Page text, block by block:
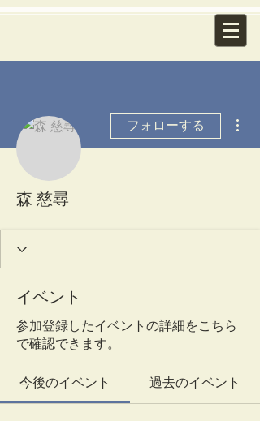
フォローする
森 慈尋
イベント
参加登録したイベントの詳細をこちら
で確認できます。
今後のイベント 過去のイベント